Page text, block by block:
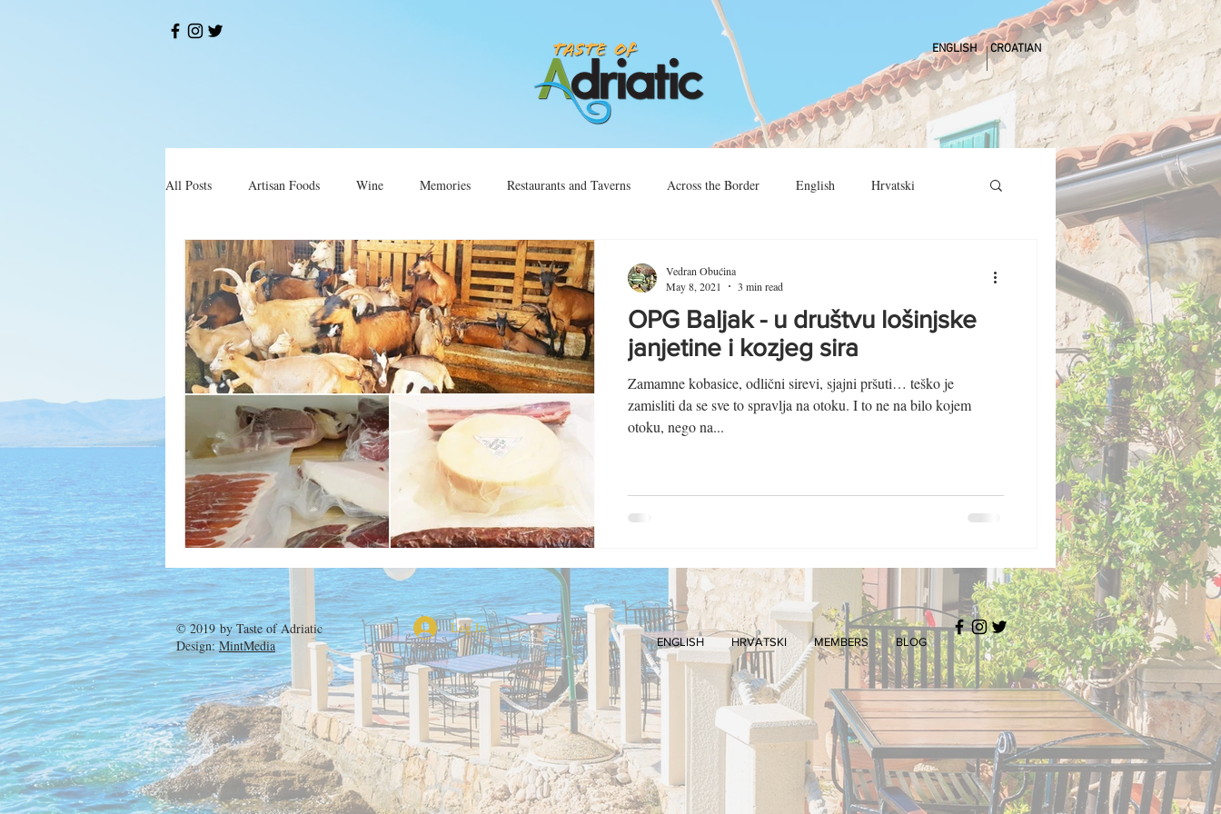
ENGLISH CROATIAN
All Posts Artisan Foods Wine Memories Restaurants and Taverns Across the Border English Hrvatski
Okusi Restorani i Konobe Vino Sjećanja Preko Granice
OPG Baljak - u društvu lošinjske
janjetine i kozjeg sira
Zamamne kobasice, odlični sirevi, sjajni pršuti… teško je
zamisliti da se sve to spravlja na otoku. I to ne na bilo kojem
otoku, nego na...
Vedran Obućina
May 8, 2021
3 min read
© 2019 byTaste of Adriatic
Design:MintMedia
Log In
ENGLISH HRVATSKI MEMBERS BLOG